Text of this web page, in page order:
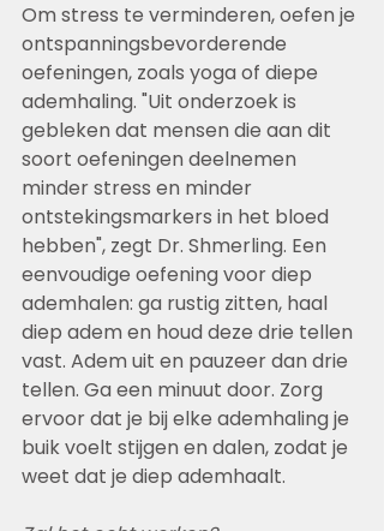
Om stress te verminderen, oefen je
ontspanningsbevorderende
oefeningen, zoals yoga of diepe
ademhaling. "Uit onderzoek is
gebleken dat mensen die aan dit
soort oefeningen deelnemen
minder stress en minder
ontstekingsmarkers in het bloed
hebben", zegt Dr. Shmerling. Een
eenvoudige oefening voor diep
ademhalen: ga rustig zitten, haal
diep adem en houd deze drie tellen
vast. Adem uit en pauzeer dan drie
tellen. Ga een minuut door. Zorg
ervoor dat je bij elke ademhaling je
buik voelt stijgen en dalen, zodat je
weet dat je diep ademhaalt.